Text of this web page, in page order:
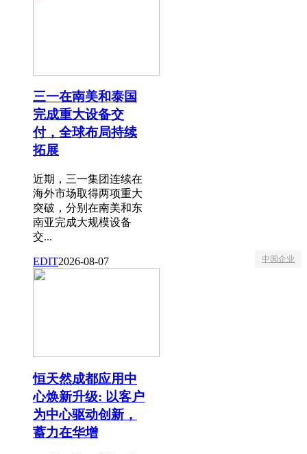
三一在南美和泰国
完成重大设备交
付，全球布局持续
拓展
近期，三一集团连续在
海外市场取得两项重大
突破，分别在南美和东
南亚完成大规模设备
交...
EDIT2026-08-07 中国企业
恒天然成都应用中
心焕新升级: 以客户
为中心驱动创新，
蓄力在华增